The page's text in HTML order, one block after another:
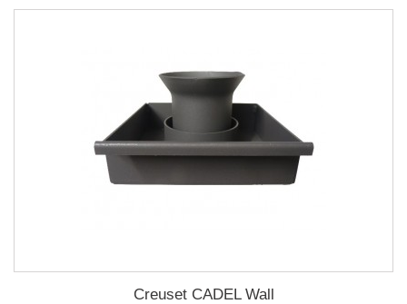
Creuset CADEL Wall